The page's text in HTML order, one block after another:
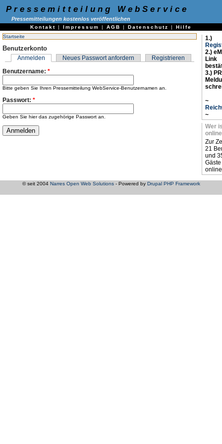
Pressemitteilung WebService
Pressemitteilungen kostenlos veröffentlichen
Kontakt | Impressum | AGB | Datenschutz | Hilfe
Startseite
Benutzerkonto
Anmelden Neues Passwort anfordern
Registrieren
Benutzername: *
Bitte geben Sie Ihren Pressemitteilung WebService-Benutzernamen an.
Passwort: *
Geben Sie hier das zugehörige Passwort an.
1.)
2.)
Link
3.)
~
~
Wer
online
Zur
21
und
Gäste
© seit 2004 Narres Open Web Solutions- Powered by Drupal PHP Framework